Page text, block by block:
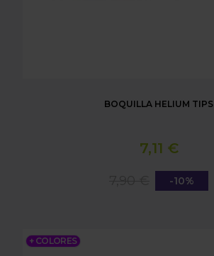
BOQUILLA HELIUM TIPS
7,11 €
-10%
+ COLORES
MANGUERA BLAZAR HOSE